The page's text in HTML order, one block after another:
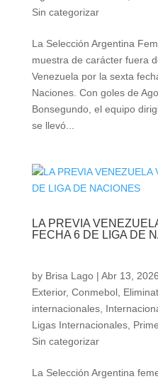
Sin categorizar
La Selección Argentina
muestra de carácter fuera
Venezuela por la sexta
Naciones. Con goles de
Bonsegundo, el equipo
se llevó...
LA PREVIA
FECHA 6 DE LIGA DE
by Brisa Lago| Abr 13, 2026
Exterior, Conmebol,
internacionales,
Ligas Internacionales,
Sin categorizar
La Selección Argentina